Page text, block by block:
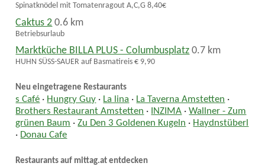
Spinatknödel mit Tomatenragout A,C,G 8,40€
Caktus 2 0.6 km
Betriebsurlaub
Marktküche BILLA PLUS - Columbusplatz 0.7 km
HUHN SÜSS-SAUER auf Basmatireis € 9,90
Neu eingetragene Restaurants
s Café · Hungry Guy · La lina · La Taverna Amstetten ·
Brothers Restaurant Amstetten · INZIMA ·Wallner - Zum
grünen Baum ·Zu Den 3 Goldenen Kugeln · Haydnstüberl
· Donau Cafe
Restaurants auf mittag.at entdecken